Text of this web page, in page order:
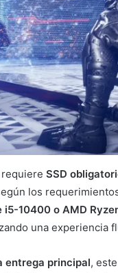
SSD
los
i5-10400 o AMD
una experiencia
entrega principal,